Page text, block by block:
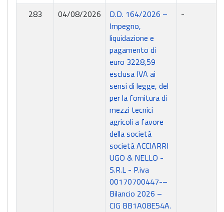
283 04/08/2026
D.D. 164/2026 –
Impegno,
liquidazione e
pagamento di
euro 3228,59
esclusa IVA ai
sensi di legge, del
per la fornitura di
mezzi tecnici
agricoli a favore
della società
società ACCIARRI
UGO & NELLO -
S.R.L - P.iva
00170700447-–
Bilancio 2026 –
CIG BB1A08E54A.
-